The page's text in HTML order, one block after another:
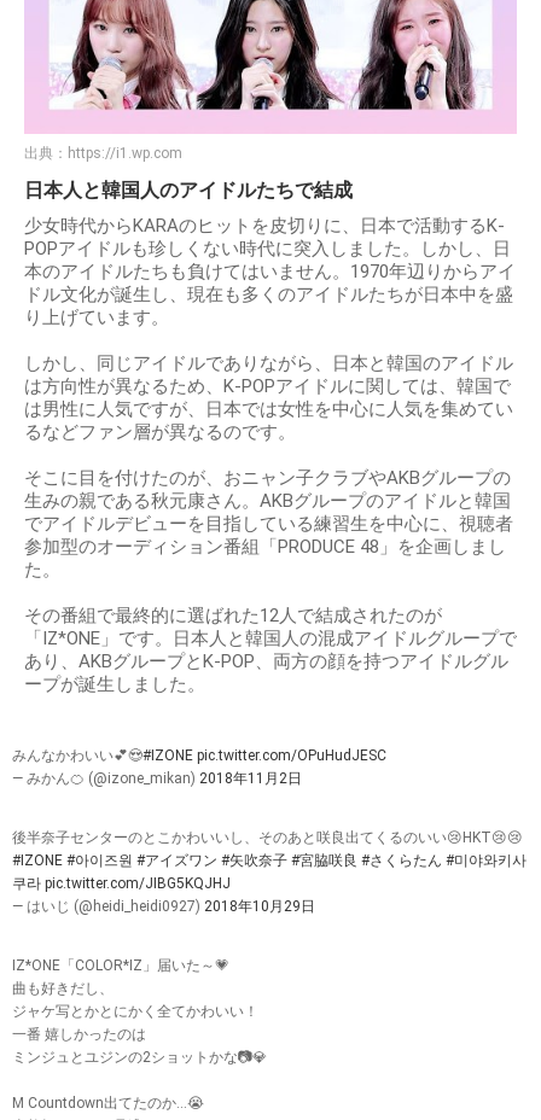
出典： https://i1.wp.com
日本人と韓国人のアイドルたちで結成
少女時代からKARAのヒットを皮切りに、日本で活動するK-
POPアイドルも珍しくない時代に突入しました。しかし、日
本のアイドルたちも負けてはいません。1970年辺りからアイ
ドル文化が誕生し、現在も多くのアイドルたちが日本中を盛
り上げています。
しかし、同じアイドルでありながら、日本と韓国のアイドル
は方向性が異なるため、K-POPアイドルに関しては、韓国で
は男性に人気ですが、日本では女性を中心に人気を集めてい
るなどファン層が異なるのです。
そこに目を付けたのが、おニャン子クラブやAKBグループの
生みの親である秋元康さん。AKBグループのアイドルと韓国
でアイドルデビューを目指している練習生を中心に、視聴者
参加型のオーディション番組「PRODUCE 48」を企画しまし
た。
その番組で最終的に選ばれた12人で結成されたのが
「IZ*ONE」です。日本人と韓国人の混成アイドルグループで
あり、AKBグループとK-POP、両方の顔を持つアイドルグル
ープが誕生しました。
みんなかわいい💕😍#IZONE pic.twitter.com/OPuHudJESC
— みかん🍊 (@izone_mikan) 2018年11月2日
後半奈子センターのとこかわいいし、そのあと咲良出てくるのいい😢HKT😢😢
#IZONE #아이즈원 #アイズワン #矢吹奈子 #宮脇咲良 #さくらたん #미야와키사
쿠라 pic.twitter.com/JIBG5KQJHJ
— はいじ (@heidi_heidi0927) 2018年10月29日
IZ*ONE「COLOR*IZ」届いた～💗
曲も好きだし、
ジャケ写とかとにかく全てかわいい！
一番 嬉しかったのは
ミンジュとユジンの2ショットかな📷💎
M Countdown出てたのか…😭